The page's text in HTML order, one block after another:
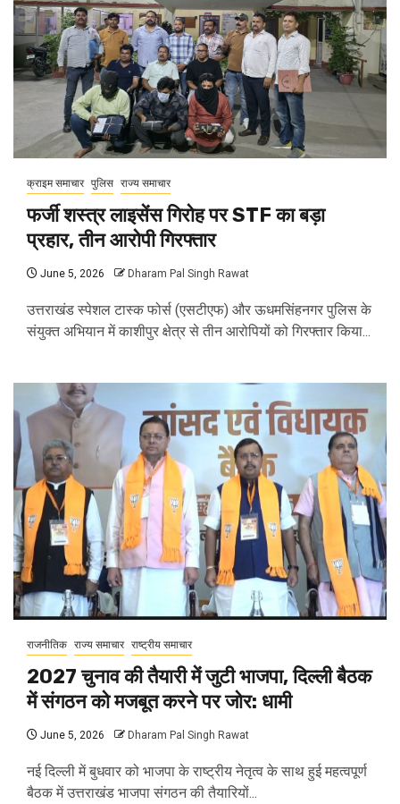
क्राइम समाचार पुलिस राज्य समाचार
फर्जी शस्त्र लाइसेंस गिरोह पर STF का बड़ा
प्रहार, तीन आरोपी गिरफ्तार
June 5, 2026 Dharam Pal Singh Rawat
उत्तराखंड स्पेशल टास्क फोर्स (एसटीएफ) और ऊधमसिंहनगर पुलिस के
संयुक्त अभियान में काशीपुर क्षेत्र से तीन आरोपियों को गिरफ्तार किया...
राजनीतिक राज्य समाचार राष्ट्रीय समाचार
2027 चुनाव की तैयारी में जुटी भाजपा, दिल्ली बैठक
में संगठन को मजबूत करने पर जोर: धामी
June 5, 2026 Dharam Pal Singh Rawat
नई दिल्ली में बुधवार को भाजपा के राष्ट्रीय नेतृत्व के साथ हुई महत्वपूर्ण
बैठक में उत्तराखंड भाजपा संगठन की तैयारियों...